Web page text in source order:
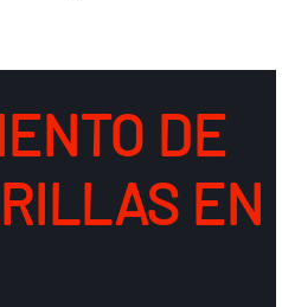
DE
EN